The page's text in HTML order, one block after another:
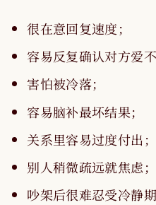
很在意回复速度；
容易反复确认对方爱不
害怕被冷落；
容易脑补最坏结果；
关系里容易过度付出；
别人稍微疏远就焦虑；
吵架后很难忍受冷静期